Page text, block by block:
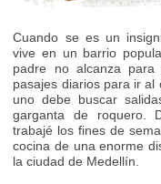
Cuando se es un
vive en un barrio
padre no alcanza
pasajes diarios para ir al
uno debe buscar
garganta de roquero.
trabajé los fines de
cocina de una enorme
la ciudad de Medellín.